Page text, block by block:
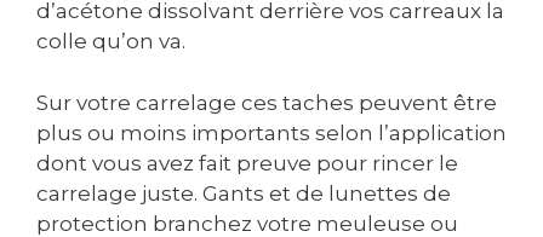
d’acétone dissolvant derrière vos carreaux la
colle qu’on va.
Sur votre carrelage ces taches peuvent être
plus ou moins importants selon l’application
dont vous avez fait preuve pour rincer le
carrelage juste. Gants et de lunettes de
protection branchez votre meuleuse ou